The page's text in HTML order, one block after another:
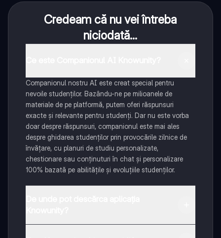
Credeam că nu vei întreba
niciodată...
Companionul nostru AI este creat special pentru
nevoile studenților. Bazându-ne pe milioanele de
materiale de pe platformă, putem oferi răspunsuri
exacte și relevante pentru studenți. Dar nu este vorba
doar despre răspunsuri, companionul este mai ales
despre ghidarea studenților prin provocările zilnice de
învățare, cu planuri de studiu personalizate,
chestionare sau conținuturi în chat și personalizare
100% bazată pe abilitățile și evoluțiile studenților.